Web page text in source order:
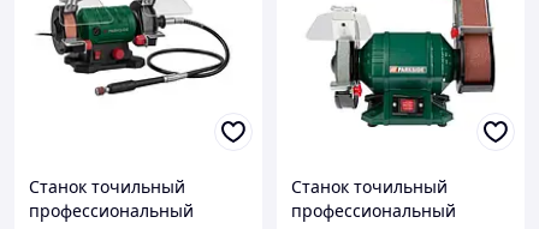
Станок точильный
профессиональный
Станок точильный
профессиональный